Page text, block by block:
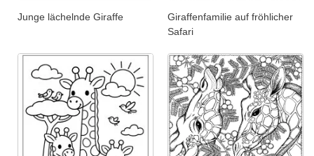
Junge lächelnde Giraffe
Giraffenfamilie auf fröhlicher
Safari